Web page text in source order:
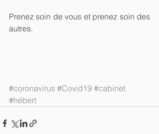
Prenez soin de vous et prenez soin des
autres.
#coronavirus #Covid19 #cabinet
#hébert